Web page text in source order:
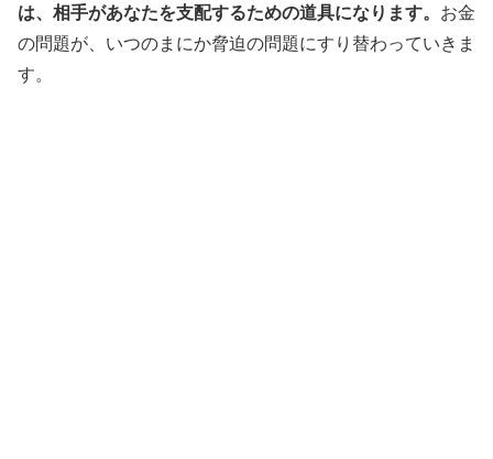
は、相手があなたを支配するための道具になります。 お金
の問題が、いつのまにか脅迫の問題にすり替わっていきま
す。